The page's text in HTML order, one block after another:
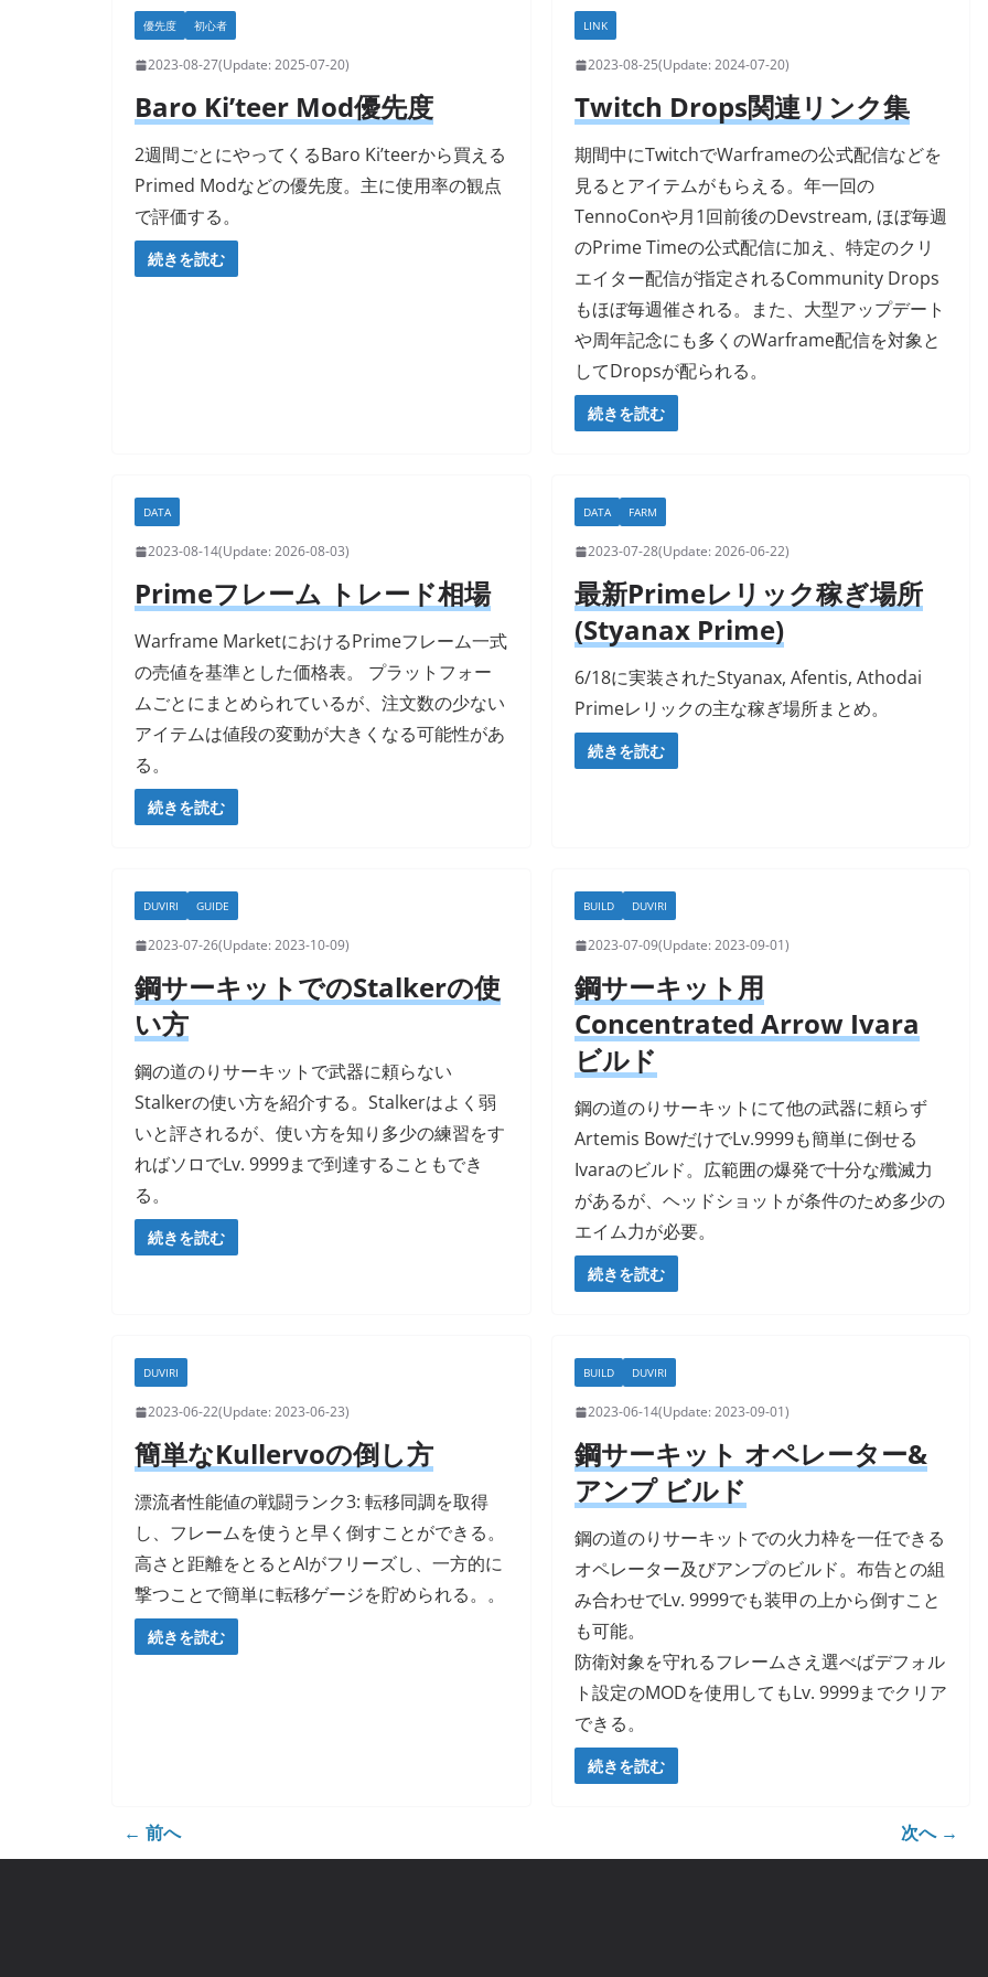
優先度 初心者
2023-08-27 2025-07-20
Baro Ki’teer Mod優先度
2週間ごとにやってくるBaro Ki’teerから買える
Primed Modなどの優先度。主に使用率の観点
で評価する。
続きを読む
LINK
2023-08-25 2024-07-20
Twitch Drops関連リンク集
期間中にTwitchでWarframeの公式配信などを
見るとアイテムがもらえる。年一回の
TennoConや月1回前後のDevstream, ほぼ毎週
のPrime Timeの公式配信に加え、特定のクリ
エイター配信が指定されるCommunity Drops
もほぼ毎週催される。また、大型アップデート
や周年記念にも多くのWarframe配信を対象と
してDropsが配られる。
続きを読む
DATA
2023-08-14 2026-08-03
Primeフレーム トレード相場
Warframe MarketにおけるPrimeフレーム一式
の売値を基準とした価格表。 プラットフォー
ムごとにまとめられているが、注文数の少ない
アイテムは値段の変動が大きくなる可能性があ
る。
続きを読む
DATA FARM
2023-07-28 2026-06-22
最新Primeレリック稼ぎ場所
(Styanax Prime)
6/18に実装されたStyanax, Afentis, Athodai
Primeレリックの主な稼ぎ場所まとめ。
続きを読む
DUVIRI GUIDE
2023-07-26 2023-10-09
鋼サーキットでのStalkerの使
い方
鋼の道のりサーキットで武器に頼らない
Stalkerの使い方を紹介する。Stalkerはよく弱
いと評されるが、使い方を知り多少の練習をす
ればソロでLv. 9999まで到達することもでき
る。
続きを読む
BUILD DUVIRI
2023-07-09 2023-09-01
鋼サーキット用
Concentrated Arrow Ivara
ビルド
鋼の道のりサーキットにて他の武器に頼らず
Artemis BowだけでLv.9999も簡単に倒せる
Ivaraのビルド。広範囲の爆発で十分な殲滅力
があるが、ヘッドショットが条件のため多少の
エイム力が必要。
続きを読む
DUVIRI
2023-06-22 2023-06-23
簡単なKullervoの倒し方
漂流者性能値の戦闘ランク3: 転移同調を取得
し、フレームを使うと早く倒すことができる。
高さと距離をとるとAIがフリーズし、一方的に
撃つことで簡単に転移ゲージを貯められる。。
続きを読む
BUILD DUVIRI
2023-06-14 2023-09-01
鋼サーキット オペレーター&
アンプ ビルド
鋼の道のりサーキットでの火力枠を一任できる
オペレーター及びアンプのビルド。布告との組
み合わせでLv. 9999でも装甲の上から倒すこと
も可能。
防衛対象を守れるフレームさえ選べばデフォル
ト設定のMODを使用してもLv. 9999までクリア
できる。
続きを読む
← 前へ 次へ →